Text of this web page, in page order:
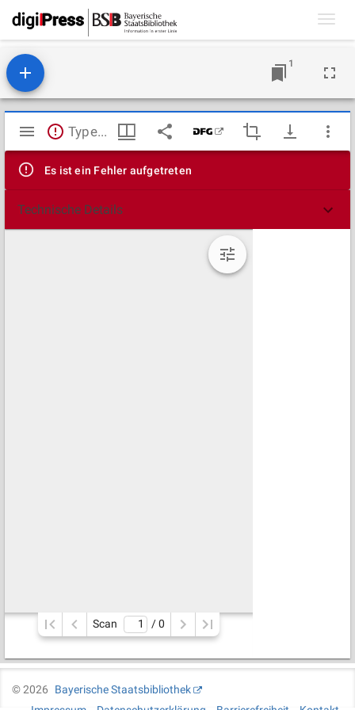
1
Mirador
Viewer
TypeError: Failed to fetch
Es ist ein Fehler aufgetreten
Technische Details
Scan / 0
©2026
Bayerische Staatsbibliothek